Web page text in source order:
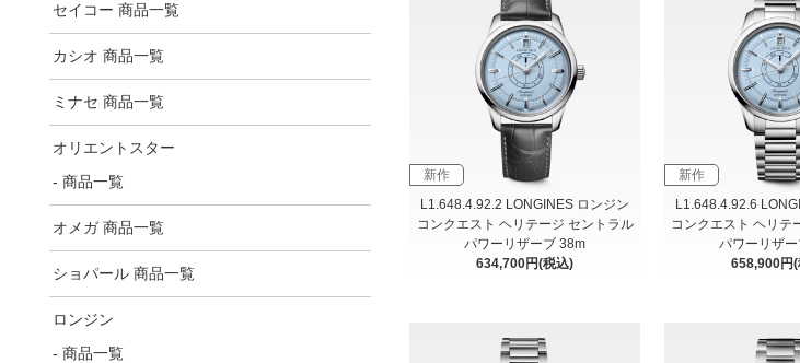
新作
L1.648.4.92.2 LONGINES ロンジン
コンクエスト ヘリテージ セントラル
パワーリザーブ 38m
634,700円(税込)
新作
L1.648.4.92.6
コンクエスト ヘリテ
パワーリザ
658,900円(
セイコー 商品一覧
カシオ 商品一覧
ミナセ 商品一覧
オリエントスター
- 商品一覧
オメガ 商品一覧
ショパール 商品一覧
ロンジン
- 商品一覧